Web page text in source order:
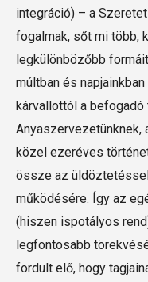
integráció) – a
fogalmak, sőt mi több,
legkülönbözőbb
múltban és
kárvallottól a befogadó
Anyaszervezetünknek,
közel ezeréves
össze az
működésére. Így az
(hiszen ispotályos
legfontosabb
fordult elő, hogy